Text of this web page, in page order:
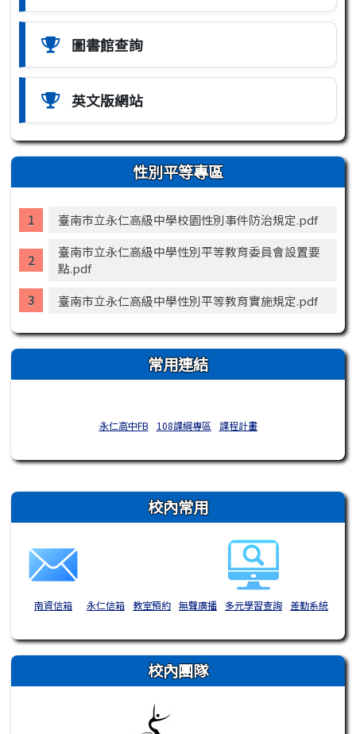
圖書館查詢
英文版網站
性別平等專區
臺南市立永仁高級中學校園性別事件防治規定.pdf
臺南市立永仁高級中學性別平等教育委員會設置要
點.pdf
臺南市立永仁高級中學性別平等教育實施規定.pdf
常用連結
永仁高中FB 108課綱專區 課程計畫
右邊區域內容 校內常用
南資信箱 永仁信箱 教室預約 無聲廣播 多元學習查詢 差勤系統
校內團隊